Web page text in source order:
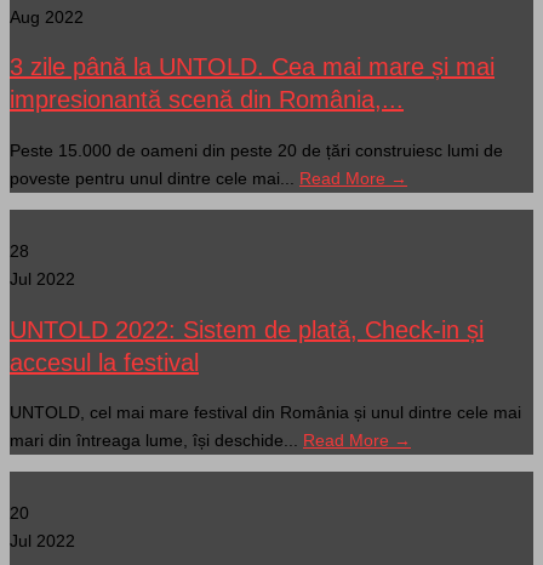
Aug 2022
3 zile până la UNTOLD. Cea mai mare și mai
impresionantă scenă din România,...
Peste 15.000 de oameni din peste 20 de țări construiesc lumi de
poveste pentru unul dintre cele mai... Read More →
28
Jul 2022
UNTOLD 2022: Sistem de plată, Check-in și
accesul la festival
UNTOLD, cel mai mare festival din România și unul dintre cele mai
mari din întreaga lume, își deschide... Read More →
20
Jul 2022